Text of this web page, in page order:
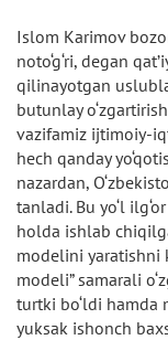
Islom Karimov
noto‘g‘ri, degan
qilinayotgan
butunlay
vazifamiz ijtimoiy-
hech qanday
nazardan,
tanladi. Bu yo‘l
holda ishlab
modelini yaratishni
modeli” samarali
turtki bo‘ldi hamda
yuksak ishonch